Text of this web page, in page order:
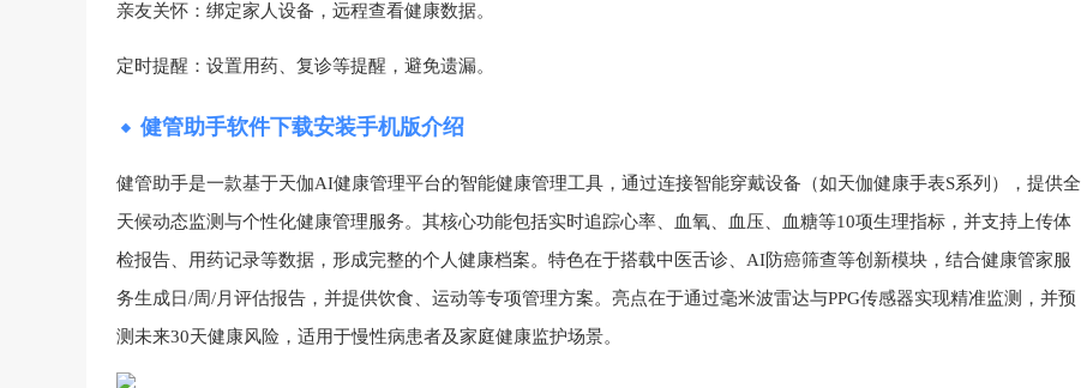
亲友关怀‌：绑定家人设备，远程查看健康数据‌。
定时提醒‌：设置用药、复诊等提醒，避免遗漏‌。
健管助手软件下载安装手机版介绍
健管助手‌是一款基于天伽AI健康管理平台的智能健康管理工具，通过连接智能穿戴设备（如天伽健康手表S系列），提供全
天候动态监测与个性化健康管理服务。其核心功能包括实时追踪心率、血氧、血压、血糖等10项生理指标，并支持上传体
检报告、用药记录等数据，形成完整的个人健康档案。特色在于搭载中医舌诊、AI防癌筛查等创新模块，结合健康管家服
务生成日/周/月评估报告，并提供饮食、运动等专项管理方案。亮点在于通过毫米波雷达与PPG传感器实现精准监测，并预
测未来30天健康风险，适用于慢性病患者及家庭健康监护场景。